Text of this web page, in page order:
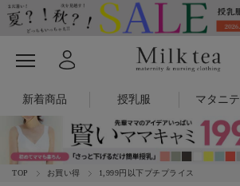
新着商品 授乳服 マタニ
TOP お買い得 1,999円以下プチプライス